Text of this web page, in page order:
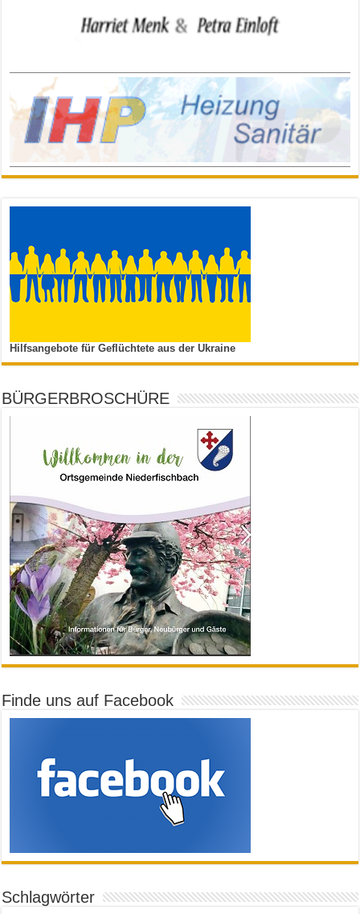
Hilfsangebote für Geflüchtete aus der Ukraine
BÜRGERBROSCHÜRE
Finde uns auf Facebook
Schlagwörter